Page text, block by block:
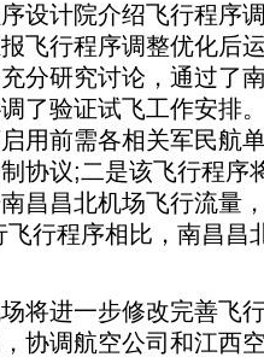
计院介绍飞行程序
飞行程序调整优化后
分研究讨论，通过了
了验证试飞工作安排
用前需各相关军民航
协议;二是该飞行程序
昌昌北机场飞行流量
行程序相比，南昌昌
进一步修改完善飞
协调航空公司和江西